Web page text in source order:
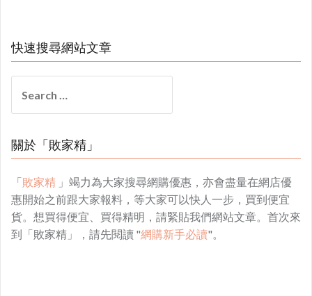
快速搜尋網站文章
for:
關於「敗家精」
「敗家精 」竭力為大家搜尋網購優惠，亦會盡量在網店優
惠開始之前跟大家報料，等大家可以快人一步，買到便宜
貨。想買得便宜、買得精明，請緊貼我們網站文章。首次來
到「敗家精」，請先閱讀 "網購新手必讀"。